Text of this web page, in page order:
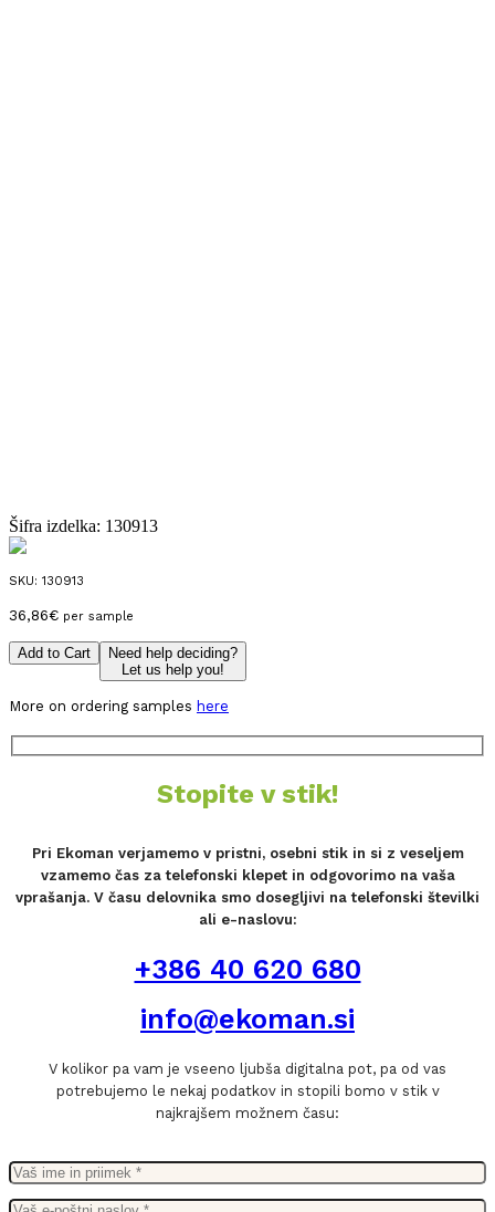
Šifra izdelka: 130913
SKU: 130913
36,86€ per sample
Add to Cart
Need help deciding?
Let us help you!
More on ordering samples here
Stopite v stik!
Pri Ekoman verjamemo v pristni, osebni stik in si z veseljem
vzamemo čas za telefonski klepet in odgovorimo na vaša
vprašanja. V času delovnika smo dosegljivi na telefonski številki
ali e-naslovu:
+386 40 620 680
info@ekoman.si
V kolikor pa vam je vseeno ljubša digitalna pot, pa od vas
potrebujemo le nekaj podatkov in stopili bomo v stik v
najkrajšem možnem času: